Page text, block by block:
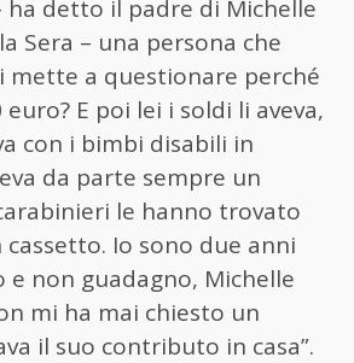
ha detto il padre di Michelle
Sera – una persona che
mette a questionare perché
E poi lei i soldi li aveva,
con i bimbi disabili in
da parte sempre un
le hanno trovato
Io sono due anni
e non guadagno, Michelle
mi ha mai chiesto un
il suo contributo in casa”.